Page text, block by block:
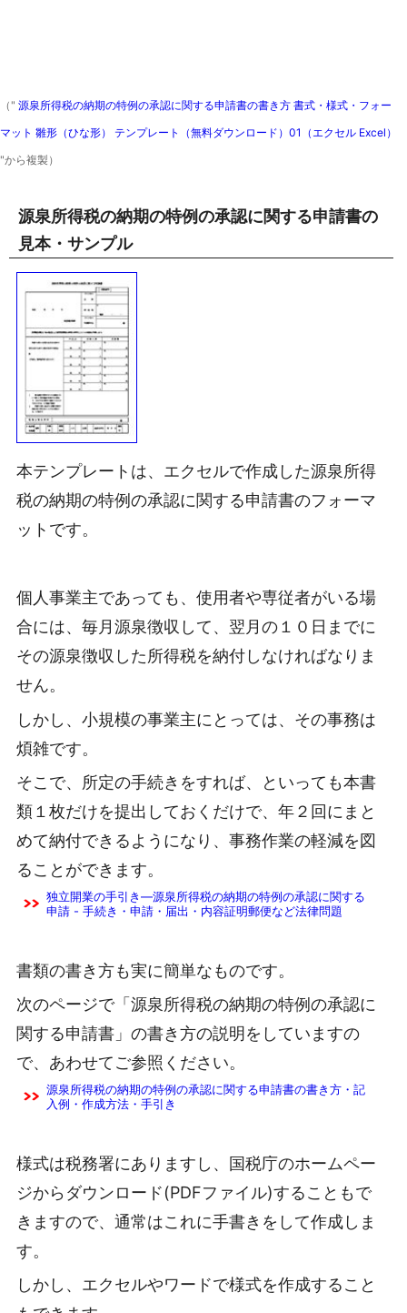
（" 源泉所得税の納期の特例の承認に関する申請書の書き方 書式・様式・フォー
マット 雛形（ひな形） テンプレート（無料ダウンロード）01（エクセル Excel）
"から複製）
源泉所得税の納期の特例の承認に関する申請書の
見本・サンプル
本テンプレートは、エクセルで作成した源泉所得
税の納期の特例の承認に関する申請書のフォーマ
ットです。
個人事業主であっても、使用者や専従者がいる場
合には、毎月源泉徴収して、翌月の１０日までに
その源泉徴収した所得税を納付しなければなりま
せん。
しかし、小規模の事業主にとっては、その事務は
煩雑です。
そこで、所定の手続きをすれば、といっても本書
類１枚だけを提出しておくだけで、年２回にまと
めて納付できるようになり、事務作業の軽減を図
ることができます。
独立開業の手引き―源泉所得税の納期の特例の承認に関する
申請 - 手続き・申請・届出・内容証明郵便など法律問題
書類の書き方も実に簡単なものです。
次のページで「源泉所得税の納期の特例の承認に
関する申請書」の書き方の説明をしていますの
で、あわせてご参照ください。
源泉所得税の納期の特例の承認に関する申請書の書き方・記
入例・作成方法・手引き
様式は税務署にありますし、国税庁のホームペー
ジからダウンロード(PDFファイル)することもで
きますので、通常はこれに手書きをして作成しま
す。
しかし、エクセルやワードで様式を作成すること